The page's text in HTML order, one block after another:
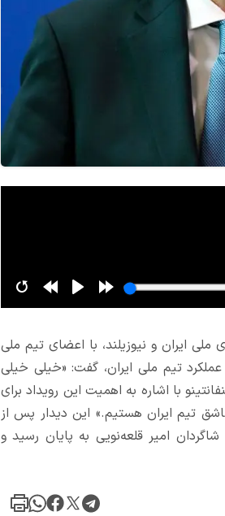
ایران و نیوزیلند، با اعضای تیم ملی
تیم ملی ایران، گفت: «خیلی خیلی
در جام جهانی ۲۰۲۶ بازی می‌کند.» اینفانتینو با اشاره به اهمیت این رویداد برای
تیم ایران هستیم.» این دیدار پس از
شاگردان امیر قلعه‌نویی به پایان رسید و